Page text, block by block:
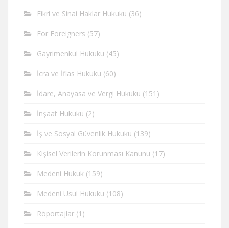
Fikri ve Sinai Haklar Hukuku (36)
For Foreigners (57)
Gayrimenkul Hukuku (45)
İcra ve İflas Hukuku (60)
İdare, Anayasa ve Vergi Hukuku (151)
İnşaat Hukuku (2)
İş ve Sosyal Güvenlik Hukuku (139)
Kişisel Verilerin Korunması Kanunu (17)
Medeni Hukuk (159)
Medeni Usul Hukuku (108)
Röportajlar (1)